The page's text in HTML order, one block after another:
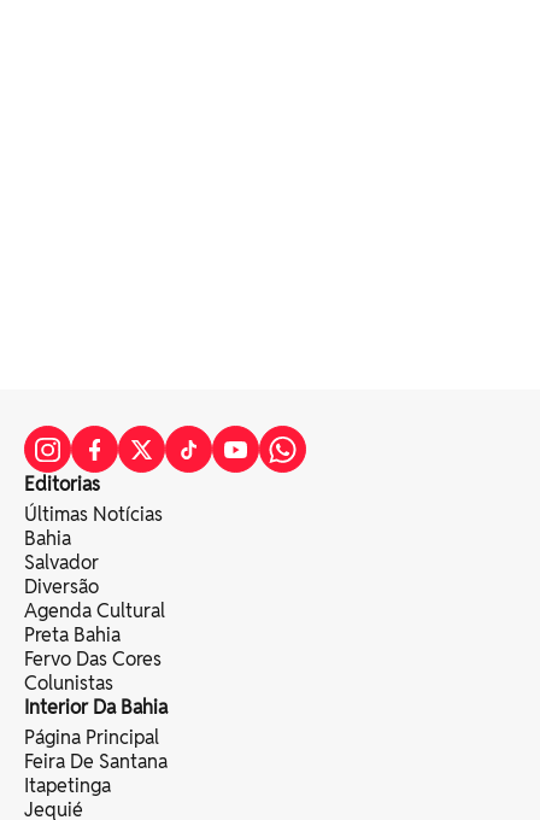
Editorias
Últimas Notícias
Bahia
Salvador
Diversão
Agenda Cultural
Preta Bahia
Fervo Das Cores
Colunistas
Interior Da Bahia
Página Principal
Feira De Santana
Itapetinga
Jequié